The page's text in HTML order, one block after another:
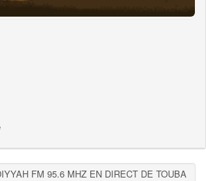
FM 95.6 MHZ EN DIRECT DE TOUBA